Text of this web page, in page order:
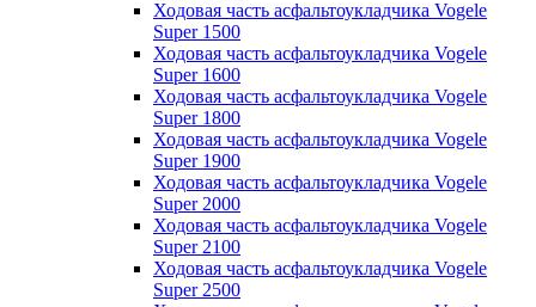
Ходовая часть асфальтоукладчика Vogele
Super 1500
Ходовая часть асфальтоукладчика Vogele
Super 1600
Ходовая часть асфальтоукладчика Vogele
Super 1800
Ходовая часть асфальтоукладчика Vogele
Super 1900
Ходовая часть асфальтоукладчика Vogele
Super 2000
Ходовая часть асфальтоукладчика Vogele
Super 2100
Ходовая часть асфальтоукладчика Vogele
Super 2500